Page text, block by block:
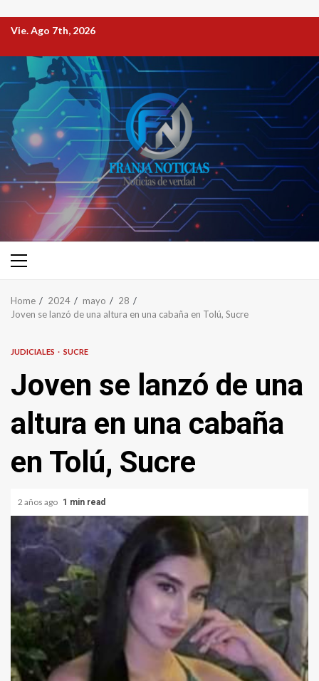
Vie. Ago 7th, 2026
Home 2024 mayo
28
Joven se lanzó de una altura en una cabaña en Tolú, Sucre
JUDICIALES SUCRE
Joven se lanzó de una
altura en una cabaña
en Tolú, Sucre
2 años ago 1 min read